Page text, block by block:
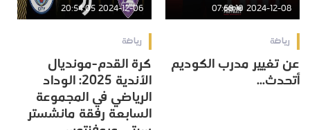
2024-12-08 07:58:10
رياضة
عن تغيير مدرب الكوديم
أتحدث...
2024-12-06 20:54:05
رياضة
كرة القدم-مونديال
الأندية 2025: الوداد
الرياضي في المجموعة
السابعة رفقة مانشستر